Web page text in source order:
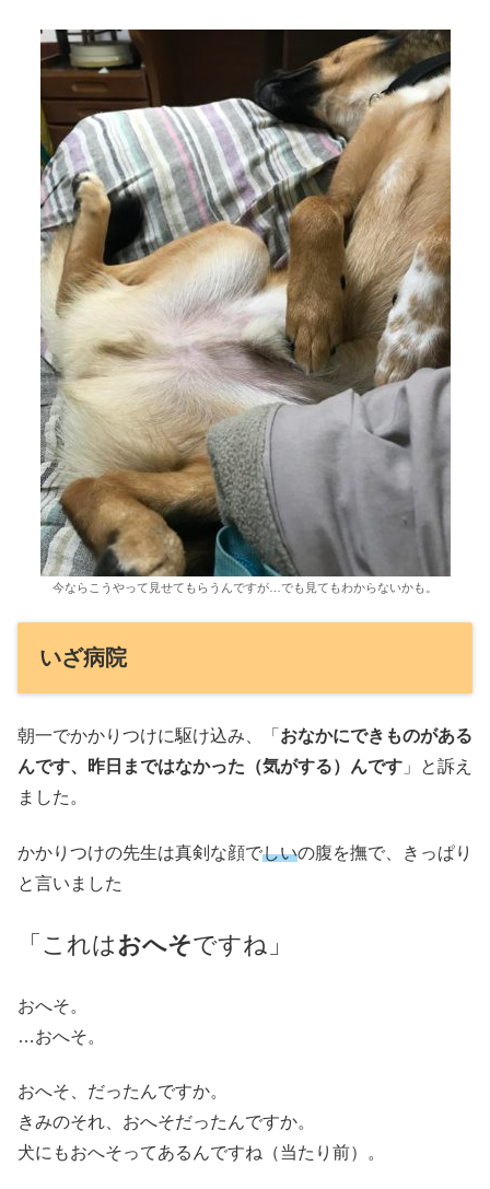
今ならこうやって見せてもらうんですが…でも見てもわからないかも。
いざ病院
朝一でかかりつけに駆け込み、「 おなかにできものがある
んです、昨日まではなかった（気がする）んです 」と訴え
ました。
かかりつけの先生は真剣な顔でしいの腹を撫で、きっぱり
と言いました
「これはおへそですね」
おへそ。
…おへそ。
おへそ、だったんですか。
きみのそれ、おへそだったんですか。
犬にもおへそってあるんですね（当たり前）。